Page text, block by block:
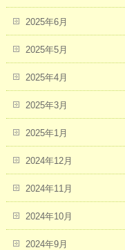
2025年6月
2025年5月
2025年4月
2025年3月
2025年1月
2024年12月
2024年11月
2024年10月
2024年9月